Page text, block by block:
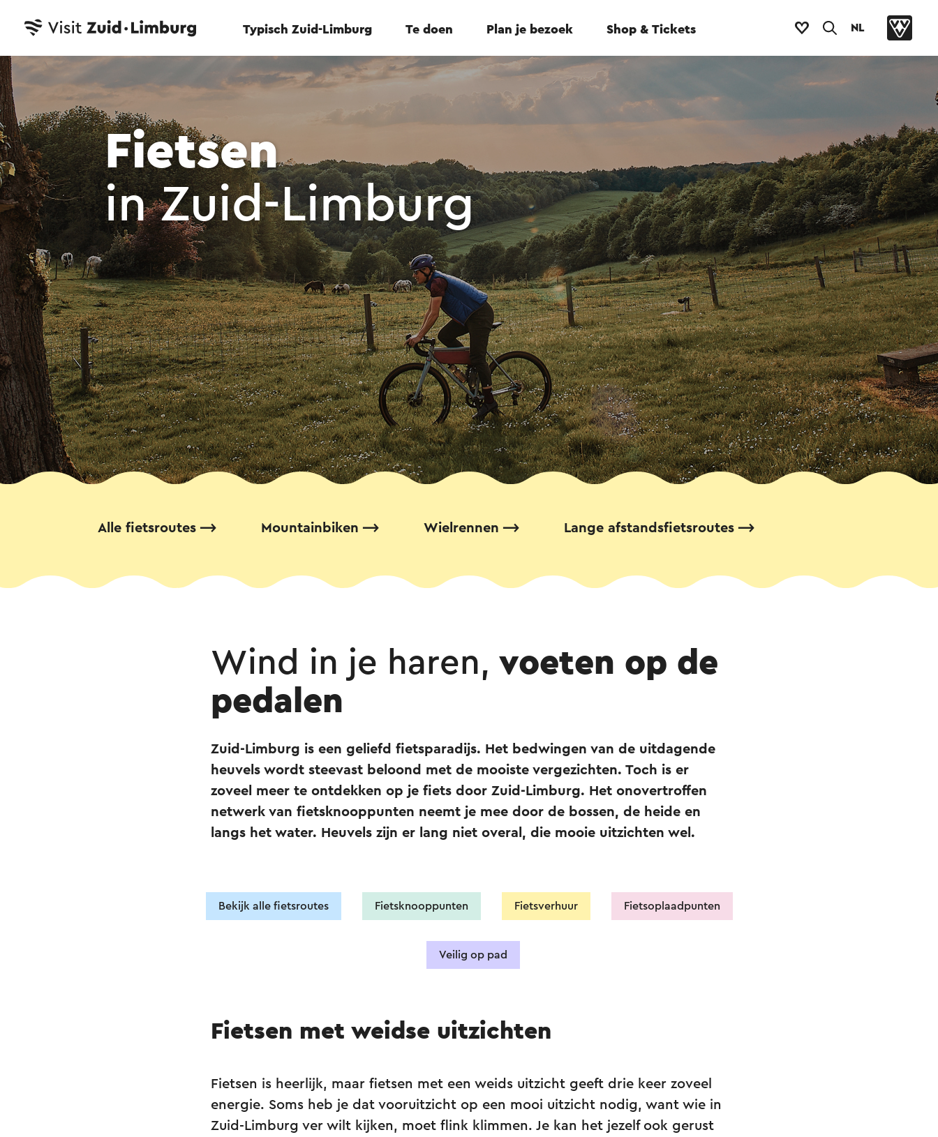
Typisch Zuid-Limburg Te doen Plan je bezoek Shop & Tickets NL
Alle fietsroutes Mountainbiken Wielrennen Lange afstandsfietsroutes
Fietsen
in Zuid-Limburg
Wind in je haren, voeten op de
pedalen
Zuid-Limburg is een geliefd fietsparadijs. Het bedwingen van de uitdagende
heuvels wordt steevast beloond met de mooiste vergezichten. Toch is er
zoveel meer te ontdekken op je fiets door Zuid-Limburg. Het onovertroffen
netwerk van fietsknooppunten neemt je mee door de bossen, de heide en
langs het water. Heuvels zijn er lang niet overal, die mooie uitzichten wel.
Bekijk alle fietsroutes Fietsknooppunten Fietsverhuur Fietsoplaadpunten
Veilig op pad
Fietsen met weidse uitzichten
Fietsen is heerlijk, maar fietsen met een weids uitzicht geeft drie keer zoveel
energie. Soms heb je dat vooruitzicht op een mooi uitzicht nodig, want wie in
Zuid-Limburg ver wilt kijken, moet flink klimmen. Je kan het jezelf ook gerust